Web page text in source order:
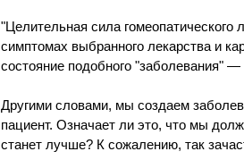
"Целительная сила
симптомах выбранного лекарства и
состояние подобного "заболевания"
Другими словами, мы создаем
пациент. Означает ли это, что мы
станет лучше? К сожалению, так